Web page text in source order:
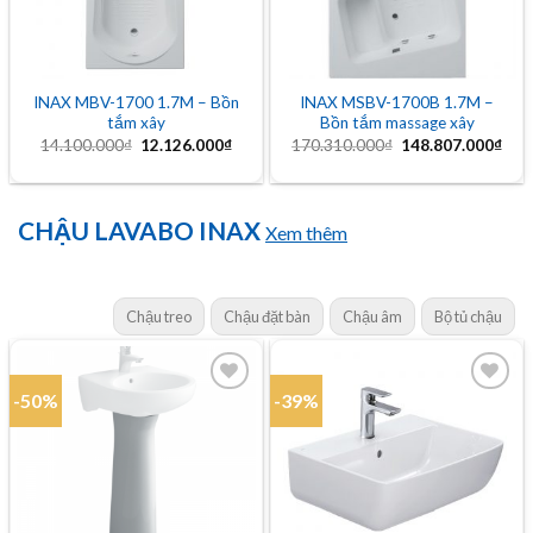
INAX MBV-1700 1.7M – Bồn
tắm xây
14.100.000₫ Giá
14.100.000₫.
12.126.000₫Giá
là:
INAX MSBV-1700B 1.7M –
Bồn tắm massage xây
170.310.000₫ Giá
170.310.000₫.
148.807.000₫Giá
là:
CHẬU LAVABO INAX Xem thêm
Chậu treo Chậu đặt bàn Chậu âm Bộ tủ chậu
-50% -39%
Add to
wishlist